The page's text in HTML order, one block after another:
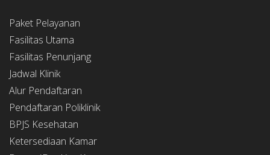
Paket Pelayanan
Fasilitas Utama
Fasilitas Penunjang
Jadwal Klinik
Alur Pendaftaran
Pendaftaran Poliklinik
BPJS Kesehatan
Ketersediaan Kamar